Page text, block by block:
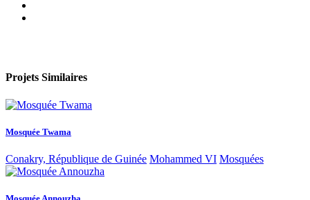
Projets Similaires
Mosquée Twama
Conakry, République de Guinée Mohammed VI Mosquées